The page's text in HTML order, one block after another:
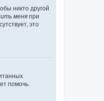
никто другой
меня при
это
помочь.